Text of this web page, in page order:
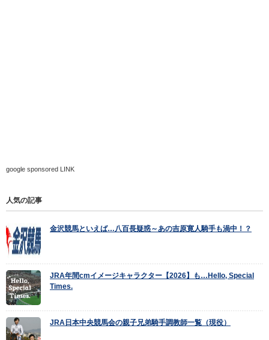
google sponsored LINK
人気の記事
金沢競馬といえば…八百長疑惑～あの吉原寛人騎手も渦中！？
JRA年間cmイメージキャラクター【2026】も…Hello, Special
Times.
JRA日本中央競馬会の親子兄弟騎手調教師一覧（現役）